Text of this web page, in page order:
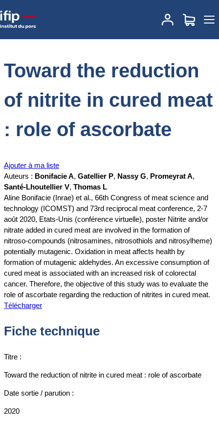
Accueil
Toward the reduction of nitrite in cured
meat : role of ascorbate
Toward the reduction
of nitrite in cured meat
: role of ascorbate
Ajouter à ma liste
Auteurs : Bonifacie A, Gatellier P, Nassy G, Promeyrat A,
Santé-Lhoutellier V, Thomas L
Aline Bonifacie (Inrae) et al., 66th Congress of meat science and
technology (ICOMST) and 73rd reciprocal meat conference, 2-7
août 2020, Etats-Unis (conférence virtuelle), poster Nitrite and/or
nitrate added in cured meat are involved in the formation of
nitroso-compounds (nitrosamines, nitrosothiols and nitrosylheme)
potentially mutagenic. Oxidation in meat affects health by
formation of mutagenic aldehydes. An excessive consumption of
cured meat is associated with an increased risk of colorectal
cancer. Therefore, the objective of this study was to evaluate the
role of ascorbate regarding the reduction of nitrites in cured meat.
Télécharger
Fiche technique
Titre :
Toward the reduction of nitrite in cured meat : role of ascorbate
Date sortie / parution :
2020